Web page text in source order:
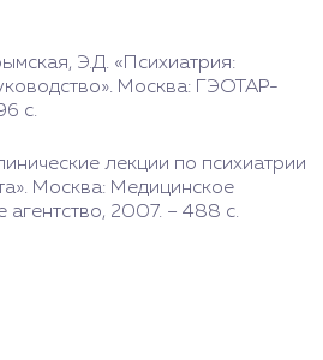
Э.Д. «Психиатрия:
Москва: ГЭОТАР-
с.
лекции по психиатрии
Москва: Медицинское
2007. – 488 с.